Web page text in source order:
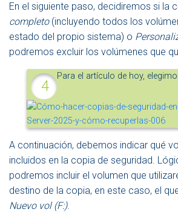
En el siguiente paso, decidiremos si la
completo(incluyendo todos los
estado del propio sistema) o
podremos excluir los volúmenes que
Para el artículo de hoy,
A continuación, debemos indicar qué
incluidos en la copia de seguridad.
podremos incluir el volumen que
destino de la copia, en este caso, el
Nuevo vol (F:).